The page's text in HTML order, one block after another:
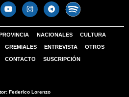
PROVINCIA NACIONALES CULTURA
GREMIALES ENTREVISTA OTROS
CONTACTO SUSCRIPCIÓN
Federico Lorenzo